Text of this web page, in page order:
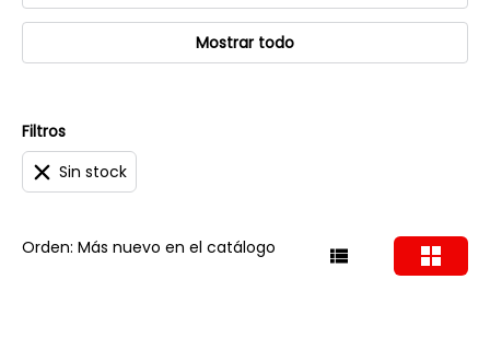
Mostrar todo
Filtros
Sin stock
Orden: Más nuevo en el catálogo